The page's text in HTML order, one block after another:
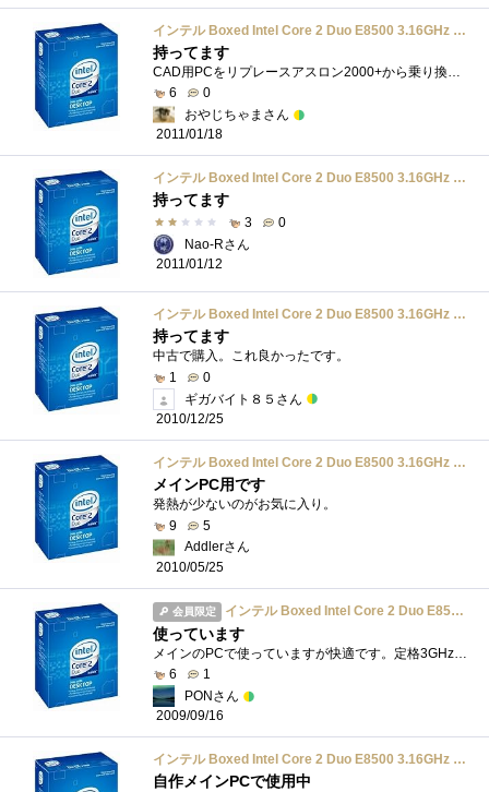
インテル Boxed Intel Core 2 Duo E8500 3.16GHz BX80570E8500
持ってます
6
0
おやじちゃまさん
2011/01/18
インテル Boxed Intel Core 2 Duo E8500 3.16GHz BX80570E8500
持ってます
3
0
Nao-Rさん
2011/01/12
インテル Boxed Intel Core 2 Duo E8500 3.16GHz BX80570E8500
持ってます
中古で購入。これ良かったです。
1
0
ギガバイト８５さん
2010/12/25
インテル Boxed Intel Core 2 Duo E8500 3.16GHz BX80570E8500
メインPC用です
発熱が少ないのがお気に入り。
9
5
Addlerさん
2010/05/25
会員限定 インテル Boxed Intel Core 2 Duo E8500 3.16GHz BX80570E8500
使っています
6
1
PONさん
2009/09/16
インテル Boxed Intel Core 2 Duo E8500 3.16GHz BX80570E8500
自作メインPCで使用中